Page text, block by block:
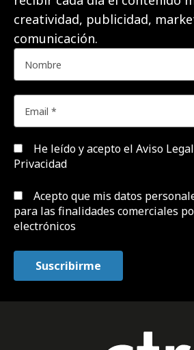
creatividad, publicidad,
comunicación.
He leído y acepto el Aviso
Privacidad
Acepto que mis datos
para las finalidades comerciales
electrónicos